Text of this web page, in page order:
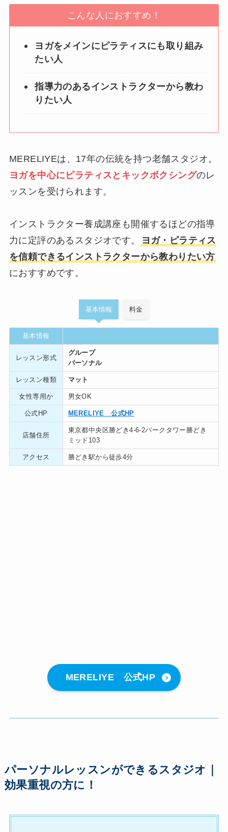
こんな人におすすめ！
ヨガをメインにピラティスにも取り組み
たい人
指導力のあるインストラクターから教わ
りたい人
MERELIYEは、17年の伝統を持つ老舗スタジオ。
ヨガを中心にピラティスとキックボクシングのレ
ッスンを受けられます。
インストラクター養成講座も開催するほどの指導
力に定評のあるスタジオです。
ヨガ・ピラティス
を信頼できるインストラクターから教わりたい方
におすすめです。
基本情報 料金
基本情報
レッスン形式
グループ
パーソナル
レッスン種類 マット
女性専用か 男女OK
公式HP MERELIYE 公式HP
店舗住所
東京都中央区勝どき4-6-2パークタワー勝どき
ミッド103
アクセス 勝どき駅から徒歩4分
MERELIYE 公式HP
パーソナルレッスンができるスタジオ｜
効果重視の方に！